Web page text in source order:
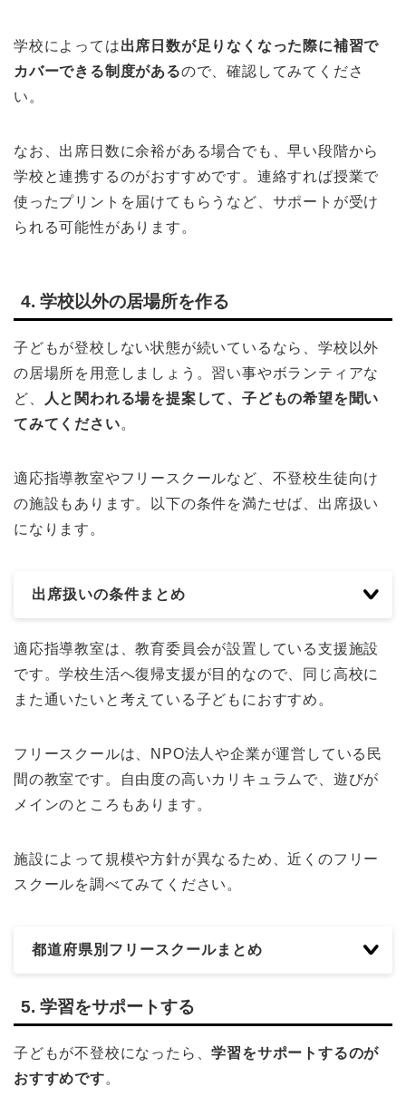
学校によっては出席日数が足りなくなった際に補習で
カバーできる制度があるので、確認してみてくださ
い。
なお、出席日数に余裕がある場合でも、早い段階から
学校と連携するのがおすすめです。連絡すれば授業で
使ったプリントを届けてもらうなど、サポートが受け
られる可能性があります。
4. 学校以外の居場所を作る
子どもが登校しない状態が続いているなら、学校以外
の居場所を用意しましょう。習い事やボランティアな
ど、
人と関われる場を提案して、子どもの希望を聞い
てみてください。
適応指導教室やフリースクールなど、不登校生徒向け
の施設もあります。以下の条件を満たせば、出席扱い
になります。
出席扱いの条件まとめ
適応指導教室は、教育委員会が設置している支援施設
です。学校生活へ復帰支援が目的なので、同じ高校に
また通いたいと考えている子どもにおすすめ。
フリースクールは、NPO法人や企業が運営している民
間の教室です。自由度の高いカリキュラムで、遊びが
メインのところもあります。
施設によって規模や方針が異なるため、近くのフリー
スクールを調べてみてください。
都道府県別フリースクールまとめ
5. 学習をサポートする
子どもが不登校になったら、学習をサポートするのが
おすすめです。